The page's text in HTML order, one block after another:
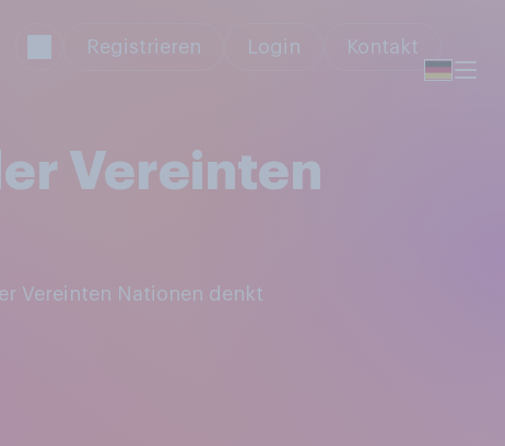
Registrieren Login Kontakt
Vereinten
Vereinten Nationen denkt